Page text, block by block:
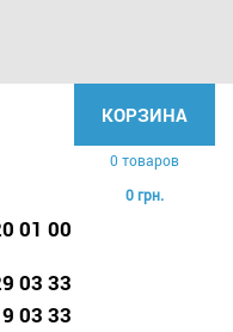
КОРЗИНА
0 товаров
0 грн.
01 00
03 33
03 33